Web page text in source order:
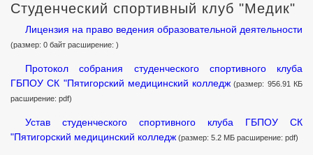
Студенческий спортивный клуб "Медик"
Лицензия на право ведения образовательной деятельности
(размер: 0 байт расширение: )
Протокол собрания студенческого спортивного клуба
ГБПОУ СК "Пятигорский медицинский колледж (размер: 956.91 КБ
расширение: pdf)
Устав студенческого спортивного клуба ГБПОУ СК
"Пятигорский медицинский колледж (размер: 5.2 МБ расширение: pdf)